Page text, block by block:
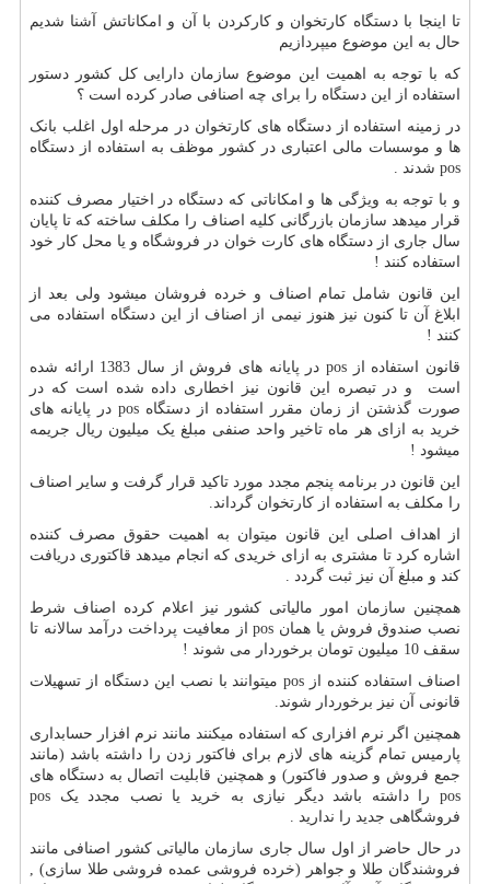
تا اینجا با دستگاه کارتخوان و کارکردن با آن و امکاناتش آشنا شدیم
حال به این موضوع میپردازیم
که با توجه به اهمیت این موضوع سازمان دارایی کل کشور دستور
استفاده از این دستگاه را برای چه اصنافی صادر کرده است ؟
در زمینه استفاده از دستگاه های کارتخوان در مرحله اول اغلب بانک
ها و موسسات مالی اعتباری در کشور موظف به استفاده از دستگاه
pos شدند .
و با توجه به ویژگی ها و امکاناتی که دستگاه در اختیار مصرف کننده
قرار میدهد سازمان بازرگانی کلیه اصناف را مکلف ساخته که تا پایان
سال جاری از دستگاه های کارت خوان در فروشگاه و یا محل کار خود
استفاده کنند !
این قانون شامل تمام اصناف و خرده فروشان میشود ولی بعد از
ابلاغ آن تا کنون نیز هنوز نیمی از اصناف از این دستگاه استفاده می
کنند !
قانون استفاده از pos
در پایانه های فروش از سال 1383 ارائه شده
است و در تبصره این قانون نیز اخطاری داده شده است که در
صورت گذشتن از زمان مقرر استفاده از دستگاه pos در پایانه های
خرید به ازای هر ماه تاخیر واحد صنفی مبلغ یک میلیون ریال جریمه
میشود !
این قانون در برنامه پنجم مجدد مورد تاکید قرار گرفت و سایر اصناف
را مکلف به استفاده از کارتخوان گرداند.
از اهداف اصلی این قانون میتوان به اهمیت حقوق مصرف کننده
اشاره کرد تا مشتری به ازای خریدی که انجام میدهد قاکتوری دریافت
کند و مبلغ آن نیز ثبت گردد .
همچنین سازمان امور مالیاتی کشور نیز اعلام کرده اصناف شرط
نصب صندوق فروش یا همان posاز معافیت پرداخت درآمد سالانه تا
سقف 10 میلیون تومان برخوردار می شوند !
اصناف استفاده کننده از posمیتوانند با نصب این دستگاه از تسهیلات
قانونی آن نیز برخوردار شوند.
همچنین اگر نرم افزاری که استفاده میکنند مانند نرم افزار حسابداری
پارمیس تمام گزینه های لازم برای فاکتور زدن را داشته باشد (مانند
جمع فروش و صدور فاکتور) و همچنین قابلیت اتصال به دستگاه های
pos را داشته باشد دیگر نیازی به خرید یا نصب مجدد یک pos
فروشگاهی جدید را ندارید .
در حال حاضر از اول سال جاری سازمان مالیاتی کشور اصنافی مانند
فروشندگان طلا و جواهر (خرده فروشی عمده فروشی طلا سازی) ,